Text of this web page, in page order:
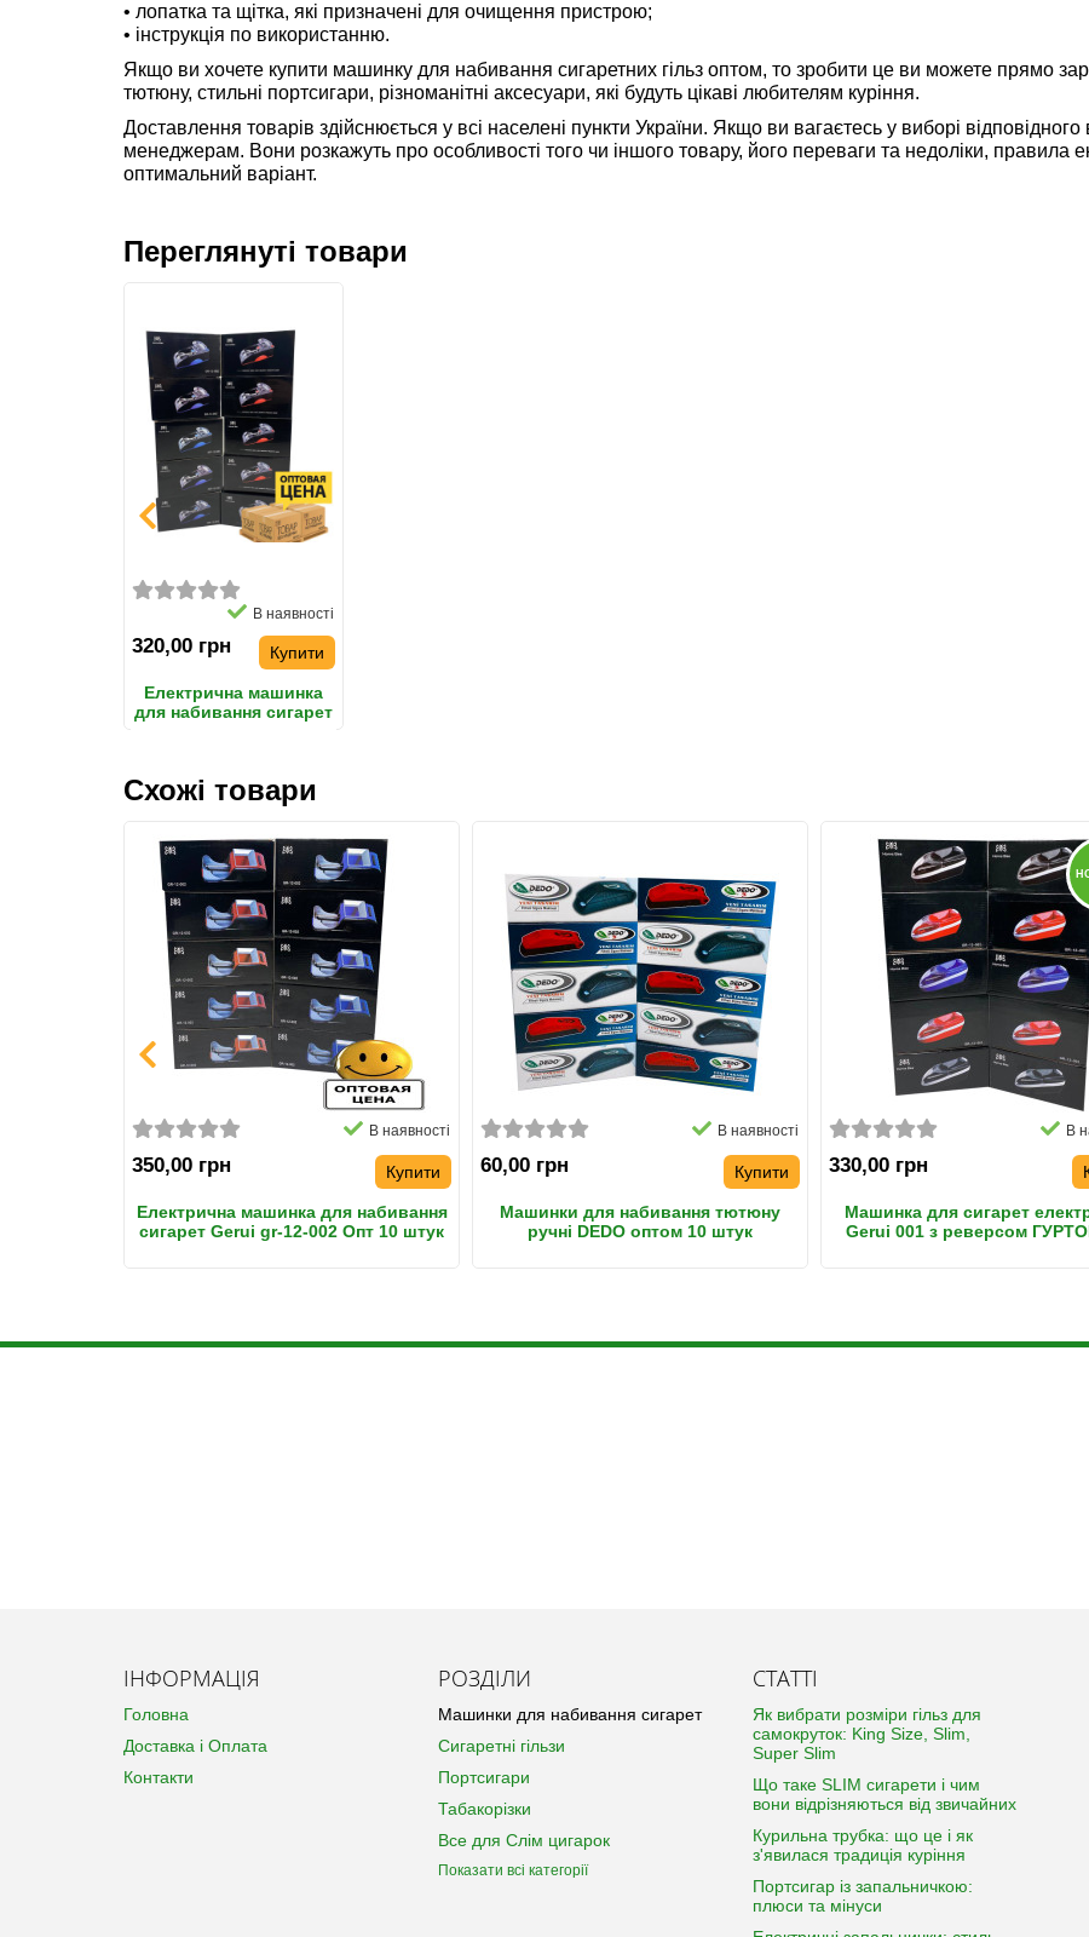
• лопатка та щітка, які призначені для очищення пристрою;
• інструкція по використанню.
Якщо ви хочете купити машинку для набивання сигаретних гільз оптом, то зробити це ви можете прямо
тютюну, стильні портсигари, різноманітні аксесуари, які будуть цікаві любителям куріння.
Доставлення товарів здійснюється у всі населені пункти України. Якщо ви вагаєтесь у виборі
менеджерам. Вони розкажуть про особливості того чи іншого товару, його переваги та недоліки, правила
оптимальний варіант.
Переглянуті товари
В наявності
320,00 грн Купити
Електрична машинка
для набивання сигарет
Схожі товари
В наявності
350,00 грн Купити
Електрична машинка для набивання
сигарет Gerui gr-12-002 Опт 10 штук
В наявності
60,00 грн Купити
Машинки для набивання тютюну
ручні DEDO оптом 10 штук
В
330,00 грн
Машинка для сигарет
Gerui 001 з реверсом
ІНФОРМАЦІЯ
Головна
Доставка і Оплата
Контакти
РОЗДІЛИ
Машинки для набивання сигарет
Сигаретні гільзи
Портсигари
Табакорізки
Все для Слім цигарок
Показати всі категорії
СТАТТІ
Як вибрати розміри гільз для
самокруток: King Size, Slim,
Super Slim
Що таке SLIM сигарети і чим
вони відрізняються від звичайних
Курильна трубка: що це і як
з'явилася традиція куріння
Портсигар із запальничкою:
плюси та мінуси